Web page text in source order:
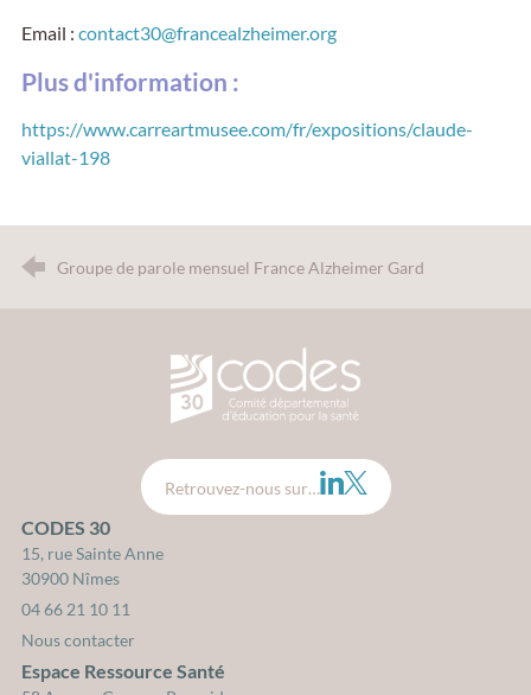
Email : contact30@francealzheimer.org
Plus d'information :
https://www.carreartmusee.com/fr/expositions/claude-
viallat-198
Groupe de parole mensuel France Alzheimer Gard
CODES 30 - Comité
Retrouvez-nous sur… LinkedIn
Twitter
CODES 30
15, rue Sainte Anne
30900 Nîmes
04 66 21 10 11
Nous contacter
Espace Ressource Santé